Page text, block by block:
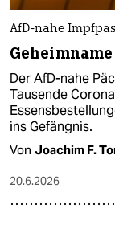
AfD-nahe
Der AfD-nahe
Tausende
ins Gefängnis.
Von Joachim F.
20.6.2026